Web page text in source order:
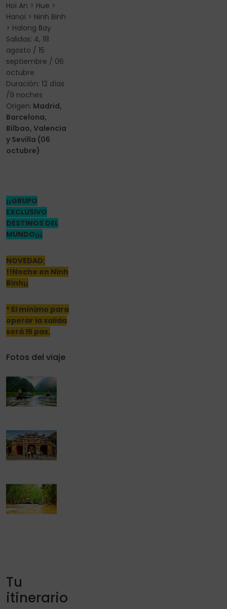
Hoi An > Hue >
Hanoi > Ninh Binh
> Halong Bay
Salidas: 4, 18
agosto / 15
septiembre / 06
octubre
Duración: 12 días
/9 noches
Origen: Madrid,
Barcelona,
Bilbao, Valencia
y Sevilla (06
octubre)
¡¡GRUPO
EXCLUSIVO
DESTINOS DEL
MUNDO¡¡¡
NOVEDAD:
!!Noche en Ninh
Binh¡¡
* El mínimo para
operar la salida
será 15 pax.
Fotos del viaje
Tu
itinerario